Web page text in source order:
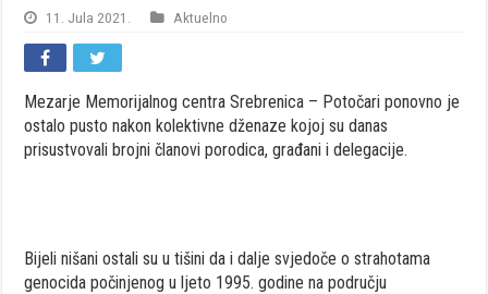
11. Jula 2021. Aktuelno
Mezarje Memorijalnog centra Srebrenica – Potočari ponovno je
ostalo pusto nakon kolektivne dženaze kojoj su danas
prisustvovali brojni članovi porodica, građani i delegacije.
Bijeli nišani ostali su u tišini da i dalje svjedoče o strahotama
genocida počinjenog u ljeto 1995. godine na području